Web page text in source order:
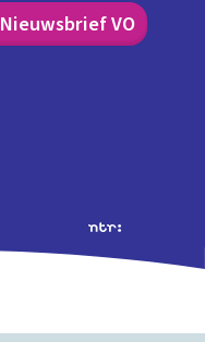
Nieuwsbrief VO